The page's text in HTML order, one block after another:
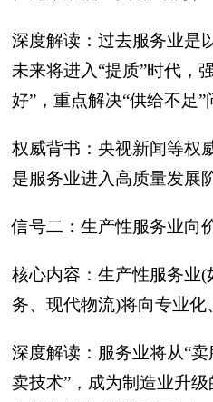
深度解读：过去服务业是
未来将进入“提质”时代，
好”，重点解决“供给不足”
权威背书：央视新闻等权
是服务业进入高质量发展
信号二：生产性服务业向
核心内容：生产性服务业(
务、现代物流)将向专业化
深度解读：服务业将从“卖
卖技术”，成为制造业升